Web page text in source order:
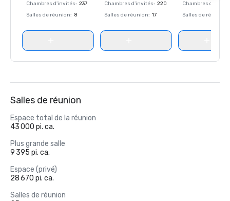
Chambres d'invités: 237
Salles de réunion: 8
Chambres d'invités: 220
Salles de réunion: 17
Chambres
Salles de réunion
Salles de réunion
Espace total de la réunion
43 000 pi. ca.
Plus grande salle
9 395 pi. ca.
Espace (privé)
28 670 pi. ca.
Salles de réunion